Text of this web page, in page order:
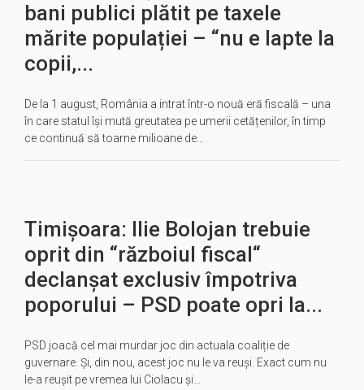
bani publici plătit pe taxele
mărite populației – “nu e lapte la
copii,...
De la 1 august, România a intrat într-o nouă eră fiscală – una
în care statul își mută greutatea pe umerii cetățenilor, în timp
ce continuă să toarne milioane de…
Timișoara: Ilie Bolojan trebuie
oprit din “războiul fiscal“
declanșat exclusiv împotriva
poporului – PSD poate opri la...
PSD joacă cel mai murdar joc din actuala coaliție de
guvernare. Și, din nou, acest joc nu le va reuși. Exact cum nu
le-a reușit pe vremea lui Ciolacu și…